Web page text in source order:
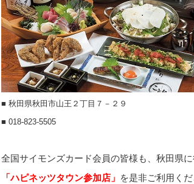
■ 秋田県秋田市山王２丁目７－２９
■ 018-823-5505
全国サイモンズカード会員の皆様も、秋田県に
「ハピネッツタウン参加店」 を是非ご利用く